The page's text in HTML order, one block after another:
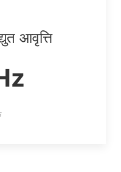
आवृत्ति